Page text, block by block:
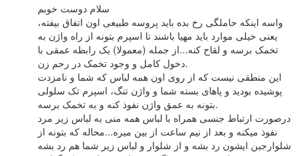
سلام دوست خوبم
واسه اینکه حاملگی رخ بده باید پروسه طبیعی اون اتفاق بیفته،
یعنی خیلی موارد باید مهیا باشند تا اسپرم بتونه از راه واژن به
تخمک برسه و لقاح کنه...از جمله (معمولا) یک رابطه عمقی با
دخول کامل و وجود تخمک در رحم زن.
این منطقی نیست که از روی اون همه لباس که شما و نامزدت
پوشیده بودید و پاهای بسته شما و واژن تنگ، اسپرم تک سلولی
بتونه به عمق واژن نفوذ کنه و به تخمک برسه.
درصورت ارتباط جنسی همراه با لباس همه منی به لباس زیر مرد
نفوذ میکنه و بعد از نیم ساعت از بین میره...محاله که بتونه از
شلوارجین ایشون رد بشه و از شلوار و لباس زیر شما هم رد بشه